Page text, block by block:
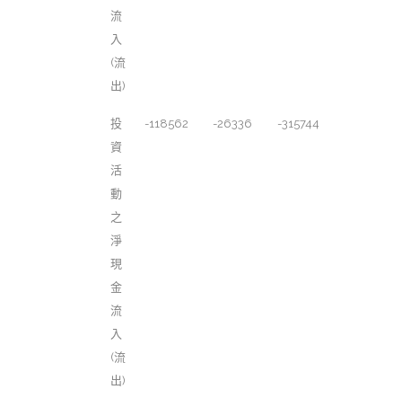
流
入
(流
出)
投
資
活
動
之
淨
現
金
流
入
(流
出)
-118562 -26336 -315744